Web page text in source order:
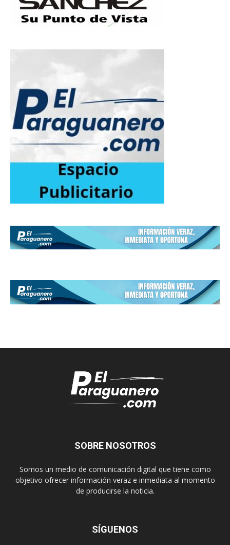
SOBRE NOSOTROS
Somos un medio de comunicación digital que tiene como
objetivo ofrecer información veraz e inmediata al momento
de producirse la noticia.
SÍGUENOS